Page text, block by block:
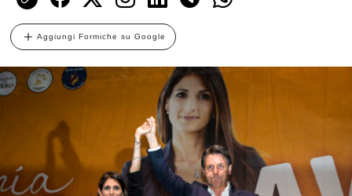
Aggiungi Formiche su Google